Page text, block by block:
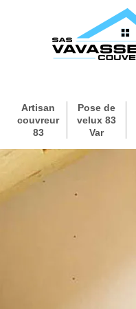
Artisan
couvreur
83
Pose de
velux 83
Var